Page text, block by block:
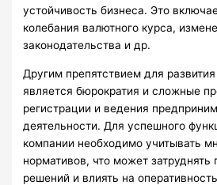
устойчивость бизнеса. Это
колебания валютного курса,
законодательства и др.
Другим препятствием для
является бюрократия и сложные
регистрации и ведения
деятельности. Для успешного
компании необходимо учитывать
нормативов, что может затруднять
решений и влиять на